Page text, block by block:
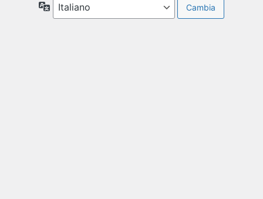
Lingua